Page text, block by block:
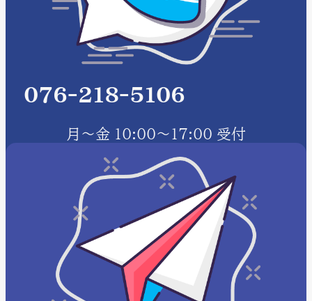
076-218-5106
月～金 10:00～17:00 受付